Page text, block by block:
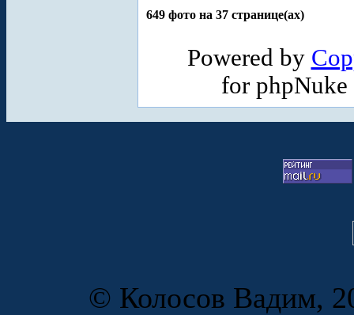
649 фото на 37 странице(ах)
Powered by
for
© Колосов Вадим,